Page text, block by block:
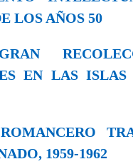
LOS AÑOS 50
EN LAS ISLAS
1959-1962